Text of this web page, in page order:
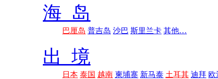
海 岛
巴厘岛 普吉岛 沙巴 斯里兰卡 其他…
出 境
日本 泰国 越南 柬埔寨 新马泰 土耳其 迪拜 欧